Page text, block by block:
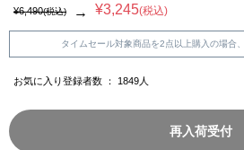
¥6,490(税込) → ¥3,245(税込)
タイムセール対象商品を2点以上購入の場合、
お気に入り登録者数 ： 1849 人
再入荷受付